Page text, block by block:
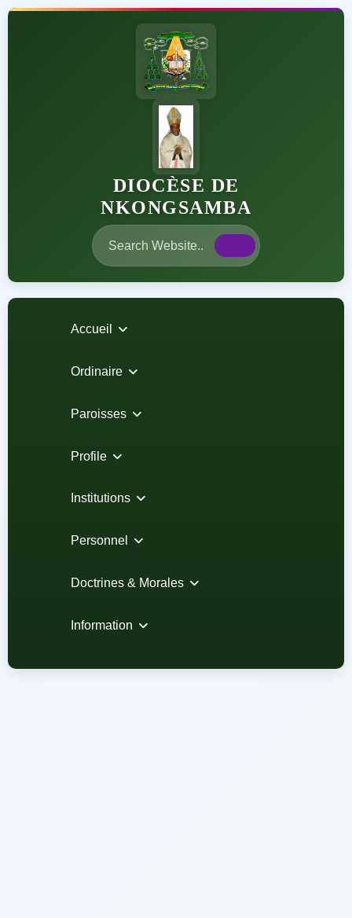
DIOCÈSE DE
NKONGSAMBA
Accueil
Ordinaire
Paroisses
Profile
Institutions
Personnel
Doctrines & Morales
Information